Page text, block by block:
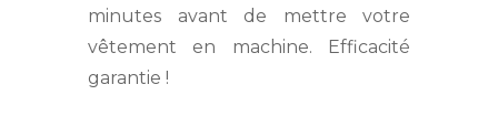
minutes avant de mettre votre
vêtement en machine. Efficacité
garantie !